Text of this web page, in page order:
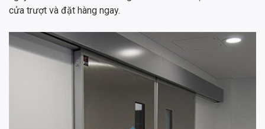
cửa trượt và đặt hàng ngay.